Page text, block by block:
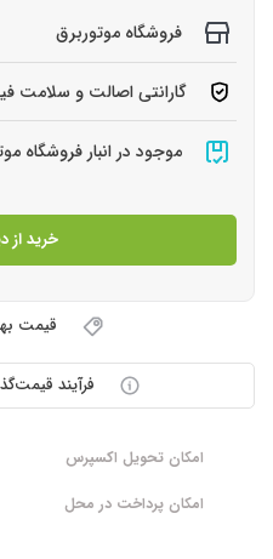
فروشگاه موتوربرق
گارانتی اصالت و سلامت
موجود در انبار فروشگاه
خرید از
قیمت
فرآیند
امکان تحویل اکسپرس
امکان پرداخت در محل